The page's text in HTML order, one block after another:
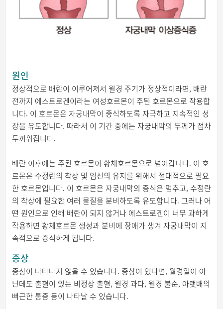
원인
정상적으로 배란이 이루어져서 월경 주기가 정상적이라면, 배란
전까지 에스트로겐이라는 여성호르몬이 주된 호르몬으로 작용합
니다. 이 호르몬은 자궁내막이 증식하도록 자극하고 지속적인 성
장을 유도합니다. 따라서 이 기간 중에는 자궁내막의 두께가 점차
두꺼워집니다.
배란 이후에는 주된 호르몬이 황체호르몬으로 넘어갑니다. 이 호
르몬은 수정란의 착상 및 임신의 유지를 위해서 절대적으로 필요
한 호르몬입니다. 이 호르몬은 자궁내막의 증식은 멈추고, 수정란
의 착상에 필요한 여러 물질을 분비하도록 유도합니다. 그러나 어
떤 원인으로 인해 배란이 되지 않거나 에스트로겐이 너무 과하게
작용하면 황체호르몬 생성과 분비에 장애가 생겨 자궁내막이 지
속적으로 증식하게 됩니다.
증상
증상이 나타나지 않을 수 있습니다. 증상이 있다면, 월경일이 아
닌데도 출혈이 있는 비정상 출혈, 월경 과다, 월경 불순, 아랫배의
뻐근한 통증 등이 나타날 수 있습니다.